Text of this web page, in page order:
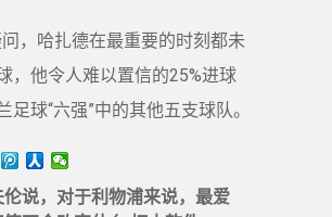
，哈扎德在最重要的时刻都未
，他令人难以置信的25%进球
足球“六强”中的其他五支球队。
伦说，对于利物浦来说，最爱